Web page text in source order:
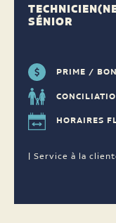
SÉNIOR
PRIME /
HORAIRES
| Service à la